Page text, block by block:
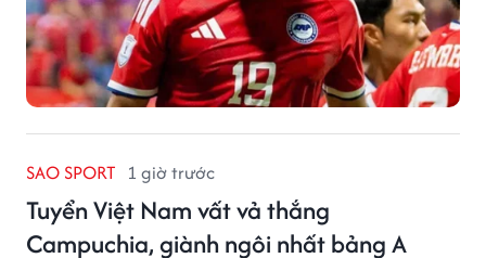
SAO SPORT 1 giờ trước
Tuyển Việt Nam vất vả thắng
Campuchia, giành ngôi nhất bảng A